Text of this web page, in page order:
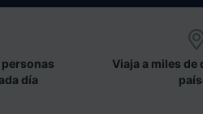
personas
día
Viaja a miles de